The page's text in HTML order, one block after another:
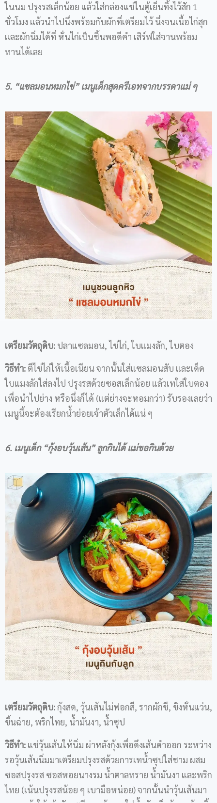
ในนม ปรุงรสเล็กน้อย แล้วใส่กล่องแช่ในตู้เย็นทิ้งไว้สัก 1
ชั่วโมง แล้วนำไปนึ่งพร้อมกับผักที่เตรียมไว้ นึ่งจนเนื้อไก่สุก
และผักนิ่มได้ที่ หั่นไก่เป็นชิ้นพอดีคำ เสิร์ฟใส่จานพร้อม
ทานได้เลย
5. “แซลมอนหมกไข่”เมนูเด็กสุดครีเอทจากบรรดาแม่ ๆ
เตรียมวัตถุดิบ: ปลาแซลมอน, ไข่ไก่, ใบแมงลัก, ใบตอง
วิธีทำ: ตีไข่ไก่ให้เนื้อเนียน จากนั้นใส่แซลมอนสับ และเด็ด
ใบแมงลักใส่ลงไป ปรุงรสด้วยซอสเล็กน้อย แล้วเทใส่ใบตอง
เพื่อนำไปย่าง หรือนึ่งก็ได้ (แต่ย่างจะหอมกว่า) รับรองเลยว่า
เมนูนี้จะต้องเรียกน้ำย่อยเจ้าตัวเล็กได้แน่ ๆ
6. เมนูเด็ก “กุ้งอบวุ้นเส้น”ลูกกินได้ แม่ขอกินด้วย
เตรียมวัตถุดิบ:กุ้งสด, วุ้นเส้นไม่ฟอกสี, รากผักชี, ขิงหั่นแว่น,
ขึ้นฉ่าย, พริกไทย, น้ำมันงา, น้ำซุป
วิธีทำ: แช่วุ้นเส้นให้นิ่ม ผ่าหลังกุ้งเพื่อดึงเส้นดำออก ระหว่าง
รอวุ้นเส้นนิ่มมาเตรียมปรุงรสด้วยการเทน้ำซุปใส่ชาม ผสม
ซอสปรุงรส ซอสหอยนางรม น้ำตาลทราย น้ำมันงา และพริก
ไทย (เน้นปรุงรสน้อย ๆ เบามือหน่อย) จากนั้นนำวุ้นเส้นมา